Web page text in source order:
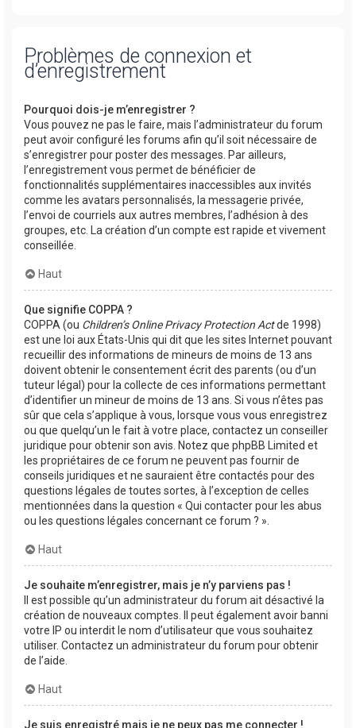
Problèmes de connexion et
d’enregistrement
Pourquoi dois-je m’enregistrer ?
Vous pouvez ne pas le faire, mais l’administrateur du forum
peut avoir configuré les forums afin qu’il soit nécessaire de
s’enregistrer pour poster des messages. Par ailleurs,
l’enregistrement vous permet de bénéficier de
fonctionnalités supplémentaires inaccessibles aux invités
comme les avatars personnalisés, la messagerie privée,
l’envoi de courriels aux autres membres, l’adhésion à des
groupes, etc. La création d’un compte est rapide et vivement
conseillée.
Haut
Que signifie COPPA ?
COPPA (ou Children’s Online Privacy Protection Actde 1998)
est une loi aux États-Unis qui dit que les sites Internet pouvant
recueillir des informations de mineurs de moins de 13 ans
doivent obtenir le consentement écrit des parents (ou d’un
tuteur légal) pour la collecte de ces informations permettant
d’identifier un mineur de moins de 13 ans. Si vous n’êtes pas
sûr que cela s’applique à vous, lorsque vous vous enregistrez
ou que quelqu’un le fait à votre place, contactez un conseiller
juridique pour obtenir son avis. Notez que phpBB Limited et
les propriétaires de ce forum ne peuvent pas fournir de
conseils juridiques et ne sauraient être contactés pour des
questions légales de toutes sortes, à l’exception de celles
mentionnées dans la question « Qui contacter pour les abus
ou les questions légales concernant ce forum ? ».
Haut
Je souhaite m’enregistrer, mais je n’y parviens pas !
Il est possible qu’un administrateur du forum ait désactivé la
création de nouveaux comptes. Il peut également avoir banni
votre IP ou interdit le nom d’utilisateur que vous souhaitez
utiliser. Contactez un administrateur du forum pour obtenir
de l’aide.
Haut
Je suis enregistré mais je ne peux pas me connecter !